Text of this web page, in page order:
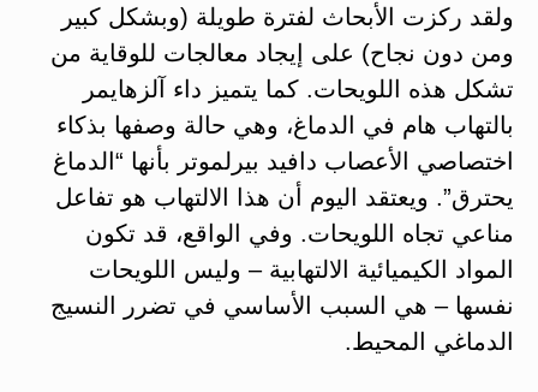
ولقد ركزت الأبحاث لفترة طويلة (وبشكل كبير
ومن دون نجاح) على إيجاد معالجات للوقاية من
تشكل هذه اللويحات. كما يتميز داء آلزهايمر
بالتهاب هام في الدماغ، وهي حالة وصفها بذكاء
اختصاصي الأعصاب دافيد بيرلموتر بأنها “الدماغ
يحترق”. ويعتقد اليوم أن هذا الالتهاب هو تفاعل
مناعي تجاه اللويحات. وفي الواقع، قد تكون
المواد الكيميائية الالتهابية – وليس اللويحات
نفسها – هي السبب الأساسي في تضرر النسيج
الدماغي المحيط.